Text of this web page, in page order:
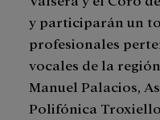
y participarán un
profesionales
vocales de la
Manuel Palacios,
Polifónica